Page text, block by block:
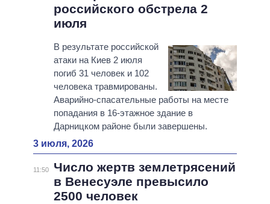
российского обстрела 2
июля
В результате российской
атаки на Киев 2 июля
погиб 31 человек и 102
человека травмированы.
Аварийно-спасательные работы на месте
попадания в 16-этажное здание в
Дарницком районе были завершены.
3 июля, 2026
11:50
Число жертв землетрясений
в Венесуэле превысило
2500 человек